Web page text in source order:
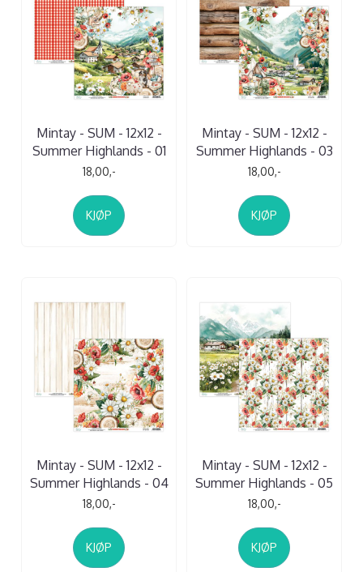
Mintay - SUM - 12x12 -
Summer Highlands - 01
18,00,-
KJØP
Mintay - SUM - 12x12 -
Summer Highlands - 03
18,00,-
KJØP
Mintay - SUM - 12x12 -
Summer Highlands - 04
18,00,-
KJØP
Mintay - SUM - 12x12 -
Summer Highlands - 05
18,00,-
KJØP